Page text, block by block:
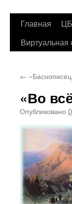
Перейти
Главная
Виртуальная
←
«Во
Опубликовано